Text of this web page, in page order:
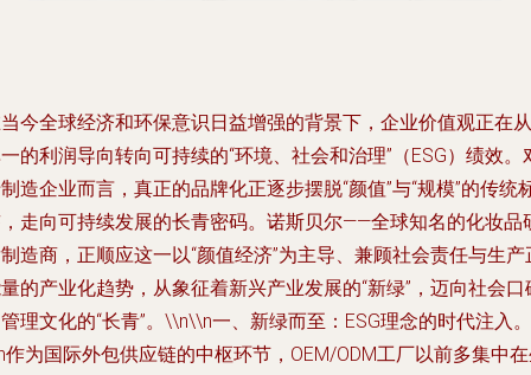
今全球经济和环保意识日益增强的背景下，企业价值观正在从
的利润导向转向可持续的“环境、社会和治理”（ESG）绩效。
造企业而言，真正的品牌化正逐步摆脱“颜值”与“规模”的传统
走向可持续发展的长青密码。诺斯贝尔——全球知名的化妆品
造商，正顺应这一以“颜值经济”为主导、兼顾社会责任与生产
的产业化趋势，从象征着新兴产业发展的“新绿”，迈向社会口
理文化的“长青”。\\n\\n一、新绿而至：ESG理念的时代注入。
为国际外包供应链的中枢环节，OEM/ODM工厂以前多集中